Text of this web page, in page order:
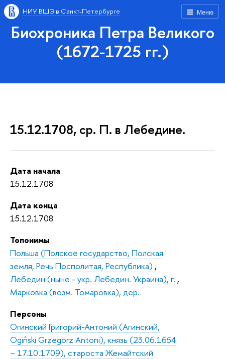
Меню
НИУ ВШЭ в Санкт-Петербурге
Биохроника Петра Великого
(1672-1725 гг.)
15.12.1708, ср. П. в Лебедине.
Дата начала
15.12.1708
Дата конца
15.12.1708
Топонимы
Польша (Полское государство, Полская
земля, Речь Посполитая, Республика) ,
Лебедин (ныне - укр. Лебедин. Украина), г. ,
Марковка (возм. Томаровка), дер.
Персоны
Огинский Григорий-Антоний (Агинский,
Ogiński Grzegorz Antoni), князь (23.06.1654
– 17.10.1709), староста Жемайтский